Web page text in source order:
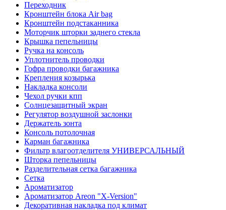
Переходник
Кронштейн блока Air bag
Кронштейн подстаканника
Моторчик шторки заднего стекла
Крышка пепельницы
Ручка на консоль
Уплотнитель проводки
Гофра проводки багажника
Крепления козырька
Накладка консоли
Чехол ручки кпп
Солнцезащитный экран
Регулятор воздушной заслонки
Держатель зонта
Консоль потолочная
Карман багажника
Фильтр влагоотделителя УНИВЕРСАЛЬНЫЙ
Шторка пепельницы
Разделительная сетка багажника
Сетка
Ароматизатор
Ароматизатор Areon "X-Version"
Декоративная накладка под климат